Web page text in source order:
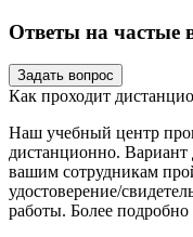
Ответы на частые
Задать вопрос
Как проходит
Наш учебный центр
дистанционно. Вариант
вашим сотрудникам
удостоверение/
работы. Более